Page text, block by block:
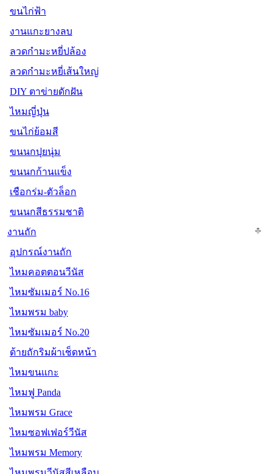
ขนไก่ฟ้า
งานแกะยางลบ
ลวดกำมะหยี่ปล้อง
ลวดกำมะหยี่เส้นใหญ่
DIY ตาข่ายดักฝัน
ไหมญี่ปุ่น
ขนไก่ย้อมสี
ขนนกปุยนุ่ม
ขนนกก้านแข็ง
เชือกร่ม-ตัวล็อก
ขนนกสีธรรมชาติ
งานถัก
อุปกรณ์งานถัก
ไหมคอตตอนวีนัส
ไหมซัมเมอร์ No.16
ไหมพรม baby
ไหมซัมเมอร์ No.20
ด้ายถักริมผ้าเช็ดหน้า
ไหมขนแกะ
ไหมฟู Panda
ไหมพรม Grace
ไหมซอฟเฟอร์วีนัส
ไหมพรม Memory